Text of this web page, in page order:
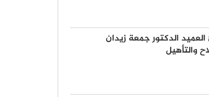
الدكتور جمعة زيدان
والتأهيل